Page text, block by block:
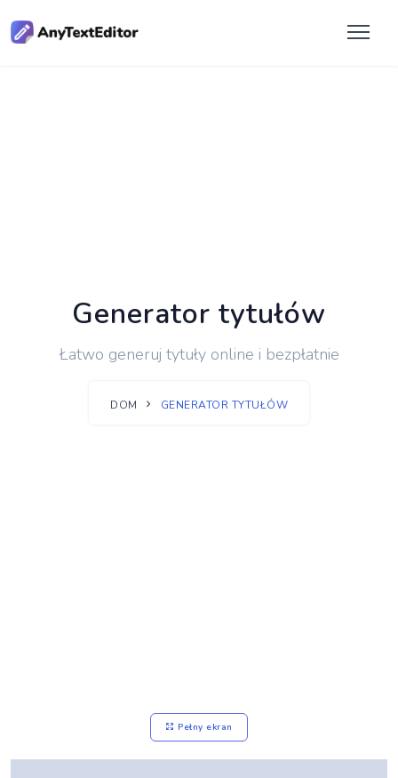
Generator tytułów
Łatwo generuj tytuły online i bezpłatnie
DOM GENERATOR TYTUŁÓW
Pełny ekran